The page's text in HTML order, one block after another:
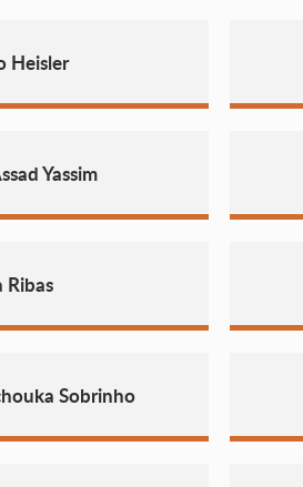
Heisler
Yassim
Ribas
Sobrinho